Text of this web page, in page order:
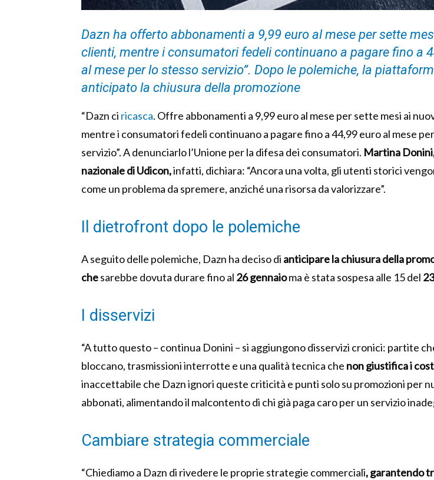
Dazn ha offerto abbonamenti a 9,99 euro al mese per sette
clienti, mentre i consumatori fedeli continuano a pagare fino a
al mese per lo stesso servizio”. Dopo le polemiche, la
anticipato la chiusura della promozione
“Dazn ci ricasca. Offre abbonamenti a 9,99 euro al mese per sette mesi ai
mentre i consumatori fedeli continuano a pagare fino a 44,99 euro al mese
servizio”. A denunciarlo l’Unione per la difesa dei consumatori. Martina
nazionale di Udicon,infatti, dichiara: “Ancora una volta, gli utenti storici
come un problema da spremere, anziché una risorsa da valorizzare”.
Il dietrofront dopo le polemiche
A seguito delle polemiche, Dazn ha deciso di anticipare la chiusura della
chesarebbe dovuta durare fino al 26 gennaioma è stata sospesa alle 15 del
I disservizi
“A tutto questo – continua Donini – si aggiungono disservizi cronici: partite
bloccano, trasmissioni interrotte e una qualità tecnica che non giustifica i
inaccettabile che Dazn ignori queste criticità e punti solo su promozioni per
abbonati, alimentando il malcontento di chi già paga caro per un servizio
Cambiare strategia commerciale
“Chiediamo a Dazn di rivedere le proprie strategie commerciali, garantendo